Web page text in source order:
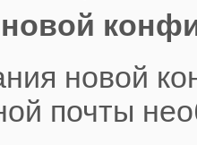
новой
почты